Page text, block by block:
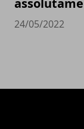
24/05/2022